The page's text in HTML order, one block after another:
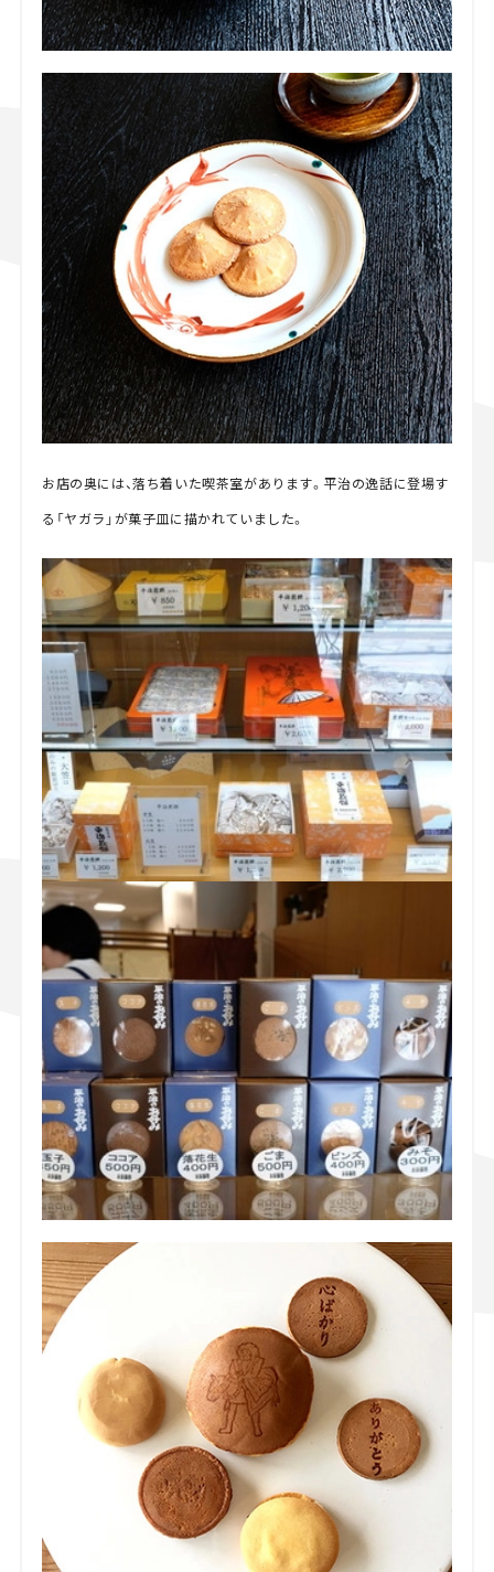
お店の奥には、落ち着いた喫茶室があります。平治の逸話に登場す
る「ヤガラ」が菓子皿に描かれていました。